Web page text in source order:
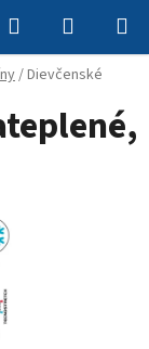
Hľadať
KOŠÍK
/Dievčenské